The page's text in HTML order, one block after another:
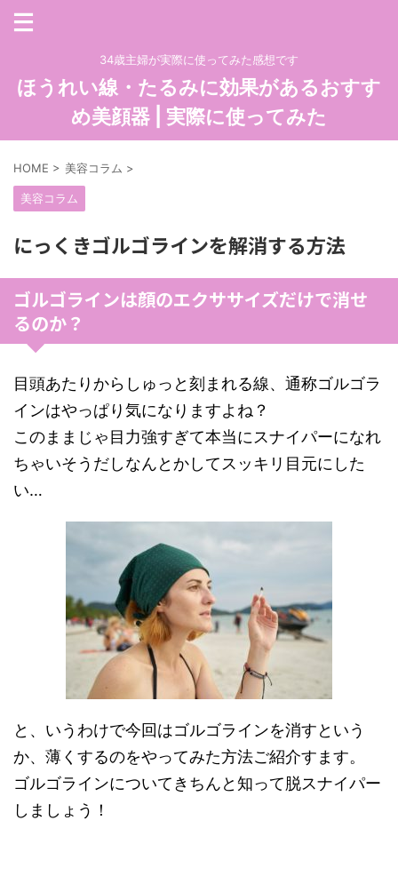
34歳主婦が実際に使ってみた感想です
ほうれい線・たるみに効果があるおすす
め美顔器 | 実際に使ってみた
HOME > 美容コラム >
美容コラム
にっくきゴルゴラインを解消する方法
ゴルゴラインは顔のエクササイズだけで消せ
るのか？
目頭あたりからしゅっと刻まれる線、通称ゴルゴラ
インはやっぱり気になりますよね？
このままじゃ目力強すぎて本当にスナイパーになれ
ちゃいそうだしなんとかしてスッキリ目元にした
い…
と、いうわけで今回はゴルゴラインを消すという
か、薄くするのをやってみた方法ご紹介すます。
ゴルゴラインについてきちんと知って脱スナイパー
しましょう！